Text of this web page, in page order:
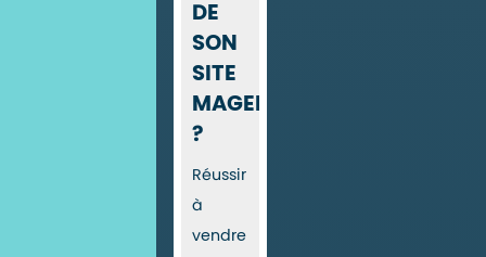
DE
SON
SITE
MAGENTO
?
Réussir
à
vendre